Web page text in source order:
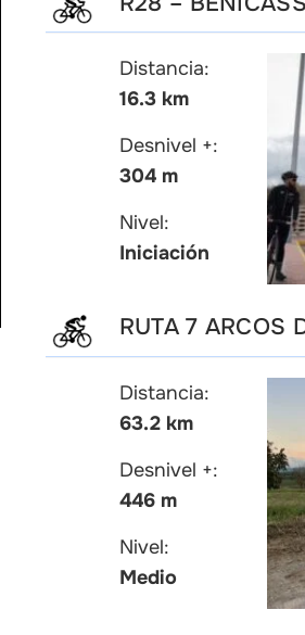
Distancia:
16.3 km
Desnivel +:
304 m
Nivel:
Iniciación
RUTA 7 ARCOS
Distancia:
63.2 km
Desnivel +:
446 m
Nivel:
Medio